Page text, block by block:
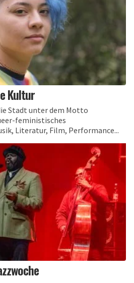
Kultur
Stadt unter dem Motto
feministisches
Literatur, Film, Performance...